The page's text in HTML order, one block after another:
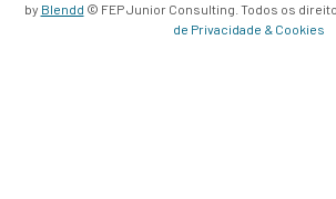
by Blendd © FEP Junior Consulting. Todos os
de Privacidade & Cookies